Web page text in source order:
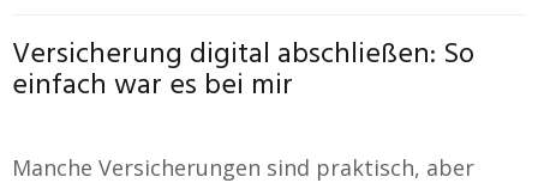
Versicherung digital abschließen: So
einfach war es bei mir
Manche Versicherungen sind praktisch, aber